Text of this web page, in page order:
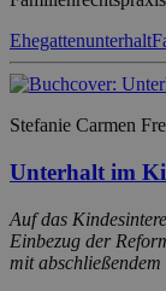
Ehegattenunterhalt
Stefanie Carmen
Unterhalt im
Auf das
Einbezug der
mit